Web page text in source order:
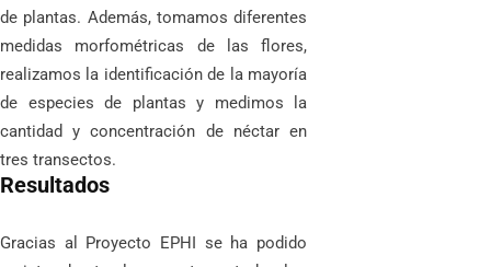
de plantas. Además, tomamos diferentes
medidas morfométricas de las flores,
realizamos la identificación de la mayoría
de especies de plantas y medimos la
cantidad y concentración de néctar en
tres transectos.
Resultados
Gracias al Proyecto EPHI se ha podido